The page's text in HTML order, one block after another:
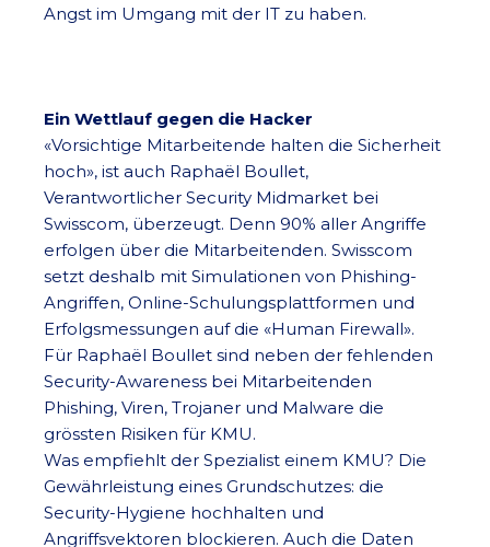
Angst im Umgang mit der IT zu haben.
Ein Wettlauf gegen die Hacker
«Vorsichtige Mitarbeitende halten die Sicherheit
hoch», ist auch Raphaël Boullet,
Verantwortlicher Security Midmarket bei
Swisscom, überzeugt. Denn 90% aller Angriffe
erfolgen über die Mitarbeitenden. Swisscom
setzt deshalb mit Simulationen von Phishing-
Angriffen, Online-Schulungsplattformen und
Erfolgsmessungen auf die «Human Firewall».
Für Raphaël Boullet sind neben der fehlenden
Security-Awareness bei Mitarbeitenden
Phishing, Viren, Trojaner und Malware die
grössten Risiken für KMU.
Was empfiehlt der Spezialist einem KMU? Die
Gewährleistung eines Grundschutzes: die
Security-Hygiene hochhalten und
Angriffsvektoren blockieren. Auch die Daten